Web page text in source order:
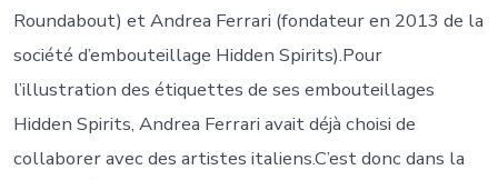
Roundabout) et Andrea Ferrari (fondateur en 2013 de la
société d’embouteillage Hidden Spirits).Pour
l’illustration des étiquettes de ses embouteillages
Hidden Spirits, Andrea Ferrari avait déjà choisi de
collaborer avec des artistes italiens.C’est donc dans la